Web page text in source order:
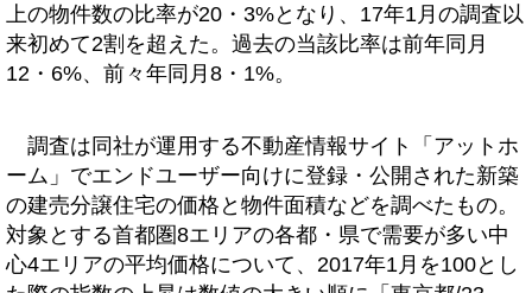
上の物件数の比率が20・3%となり、17年1月の調査以
来初めて2割を超えた。過去の当該比率は前年同月
12・6%、前々年同月8・1%。
調査は同社が運用する不動産情報サイト「アットホ
ーム」でエンドユーザー向けに登録・公開された新築
の建売分譲住宅の価格と物件面積などを調べたもの。
対象とする首都圏8エリアの各都・県で需要が多い中
心4エリアの平均価格について、2017年1月を100とし